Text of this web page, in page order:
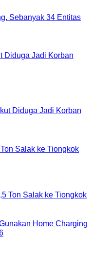
Diduga Jadi Korban
Salak ke Tiongkok
Home Charging